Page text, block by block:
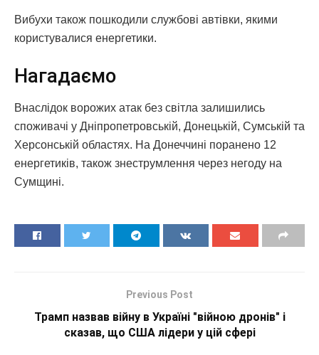
Вибухи також пошкодили службові автівки, якими
користувалися енергетики.
Нагадаємо
Внаслідок ворожих атак без світла залишились
споживачі у Дніпропетровській, Донецькій, Сумській та
Херсонській областях. На Донеччині поранено 12
енергетиків, також знеструмлення через негоду на
Сумщині.
Previous Post
Трамп назвав війну в Україні "війною дронів" і
сказав, що США лідери у цій сфері